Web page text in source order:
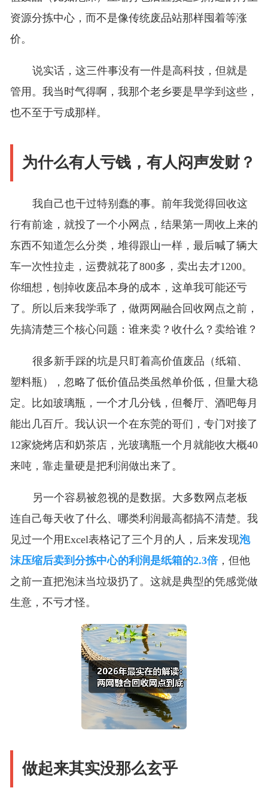
资源分拣中心，而不是像传统废品站那样囤着等涨
价。
说实话，这三件事没有一件是高科技，但就是
管用。我当时气得啊，我那个老乡要是早学到这些，
也不至于亏成那样。
为什么有人亏钱，有人闷声发财？
我自己也干过特别蠢的事。前年我觉得回收这
行有前途，就投了一个小网点，结果第一周收上来的
东西不知道怎么分类，堆得跟山一样，最后喊了辆大
车一次性拉走，运费就花了800多，卖出去才1200。
你细想，刨掉收废品本身的成本，这单我可能还亏
了。所以后来我学乖了，做两网融合回收网点之前，
先搞清楚三个核心问题：谁来卖？收什么？卖给谁？
很多新手踩的坑是只盯着高价值废品（纸箱、
塑料瓶），忽略了低价值品类虽然单价低，但量大稳
定。比如玻璃瓶，一个才几分钱，但餐厅、酒吧每月
能出几百斤。我认识一个在东莞的哥们，专门对接了
12家烧烤店和奶茶店，光玻璃瓶一个月就能收大概40
来吨，靠走量硬是把利润做出来了。
另一个容易被忽视的是数据。大多数网点老板
连自己每天收了什么、哪类利润最高都搞不清楚。我
见过一个用Excel表格记了三个月的人，后来发现泡
沫压缩后卖到分拣中心的利润是纸箱的2.3倍，但他
之前一直把泡沫当垃圾扔了。这就是典型的凭感觉做
生意，不亏才怪。
做起来其实没那么玄乎